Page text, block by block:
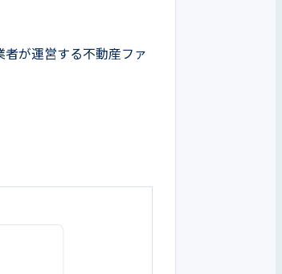
が運営する不動産ファ